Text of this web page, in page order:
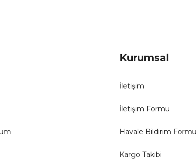
Kurumsal
İletişim
İletişim Formu
Havale Bildirim Formu
Kargo Takibi